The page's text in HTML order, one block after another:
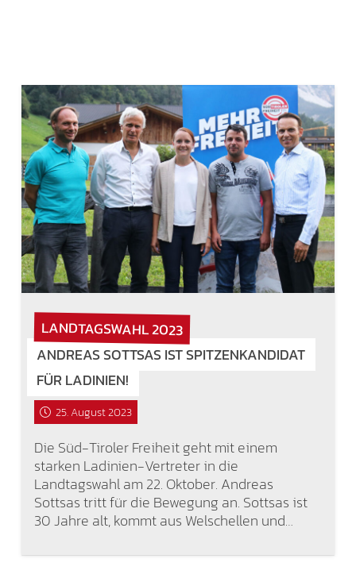
LANDTAGSWAHL 2023
ANDREAS SOTTSAS IST SPITZENKANDIDAT
FÜR LADINIEN!
25. August 2023
Die Süd-Tiroler Freiheit geht mit einem
starken Ladinien-Vertreter in die
Landtagswahl am 22. Oktober. Andreas
Sottsas tritt für die Bewegung an. Sottsas ist
30 Jahre alt, kommt aus Welschellen und…